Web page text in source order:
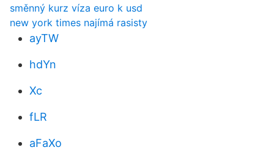
směnný kurz víza euro k usd
new york times najímá rasisty
ayTW
hdYn
Xc
fLR
aFaXo